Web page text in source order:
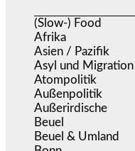
(Slow-) Food
Afrika
Asien / Pazifik
Asyl und Migration
Atompolitik
Außenpolitik
Außerirdische
Beuel
Beuel & Umland